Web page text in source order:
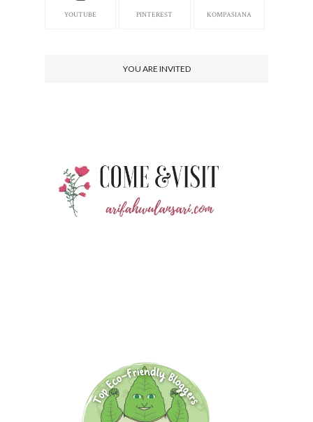
YOUTUBE PINTEREST KOMPASIANA
YOU ARE INVITED